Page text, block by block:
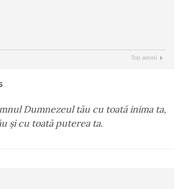
Toţi autorii
Dumnezeul tău cu toată inima ta,
şi cu toată puterea ta.